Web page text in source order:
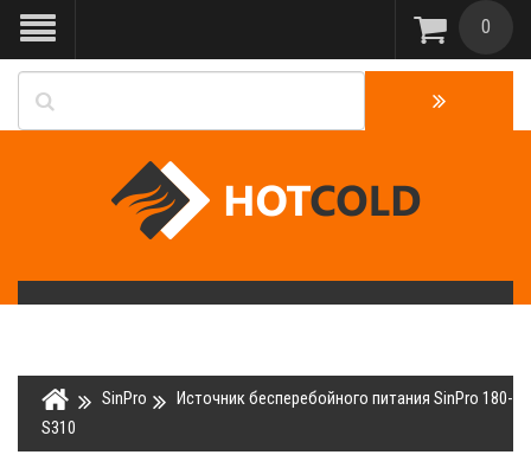
0
SinPro
Источник бесперебойного питания SinPro 180-
S310